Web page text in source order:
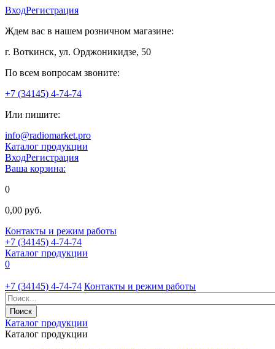
ВходРегистрация
Ждем вас в нашем розничном магазине:
г. Воткинск, ул. Орджоникидзе, 50
По всем вопросам звоните:
+7 (34145) 4-74-74
Или пишите:
info@radiomarket.pro
Каталог продукции
ВходРегистрация
Ваша корзина:
0
0,00 руб.
Контакты и режим работы
+7 (34145) 4-74-74
Каталог продукции
0
+7 (34145) 4-74-74 Контакты и режим работы
Каталог продукции
Каталог продукции